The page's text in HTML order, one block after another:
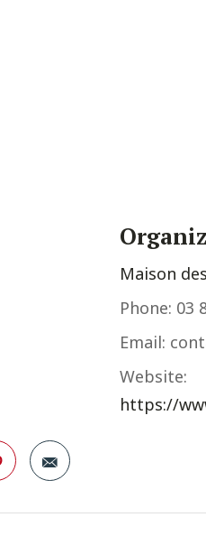
Maison
Phone: 03
Email:
Website:
https://